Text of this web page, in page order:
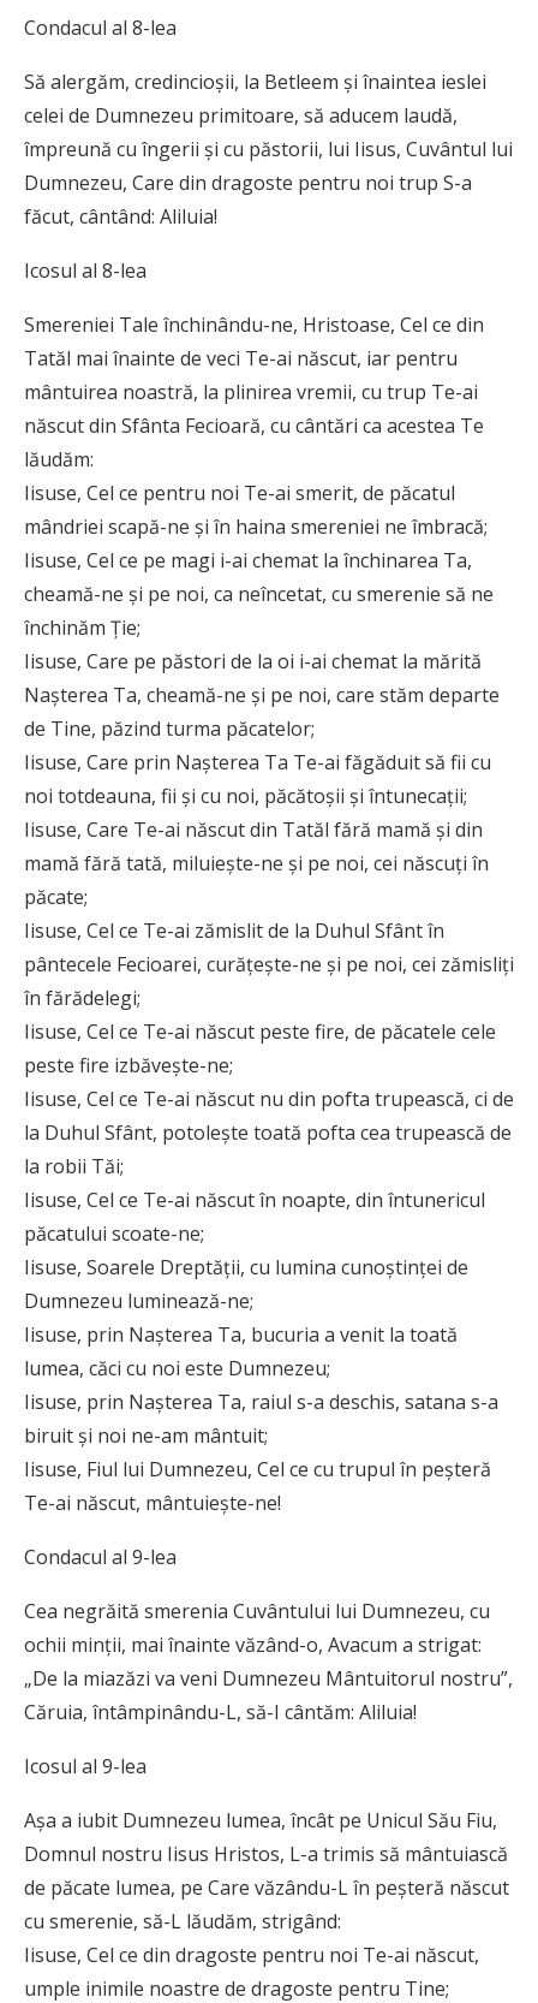
Condacul al 8-lea
Să alergăm, credincioşii, la Betleem şi înaintea ieslei
celei de Dumnezeu primitoare, să aducem laudă,
împreună cu îngerii şi cu păstorii, lui Iisus, Cuvântul lui
Dumnezeu, Care din dragoste pentru noi trup S-a
făcut, cântând: Aliluia!
Icosul al 8-lea
Smereniei Tale închinându-ne, Hristoase, Cel ce din
Tatăl mai înainte de veci Te-ai născut, iar pentru
mântuirea noastră, la plinirea vremii, cu trup Te-ai
născut din Sfânta Fecioară, cu cântări ca acestea Te
lăudăm:
Iisuse, Cel ce pentru noi Te-ai smerit, de păcatul
mândriei scapă-ne şi în haina smereniei ne îmbracă;
Iisuse, Cel ce pe magi i-ai chemat la închinarea Ta,
cheamă-ne şi pe noi, ca neîncetat, cu smerenie să ne
închinăm Ţie;
Iisuse, Care pe păstori de la oi i-ai chemat la mărită
Naşterea Ta, cheamă-ne şi pe noi, care stăm departe
de Tine, păzind turma păcatelor;
Iisuse, Care prin Naşterea Ta Te-ai făgăduit să fii cu
noi totdeauna, fii şi cu noi, păcătoşii şi întunecaţii;
Iisuse, Care Te-ai născut din Tatăl fără mamă şi din
mamă fără tată, miluieşte-ne şi pe noi, cei născuţi în
păcate;
Iisuse, Cel ce Te-ai zămislit de la Duhul Sfânt în
pântecele Fecioarei, curăţeşte-ne şi pe noi, cei zămisliţi
în fărădelegi;
Iisuse, Cel ce Te-ai născut peste fire, de păcatele cele
peste fire izbăveşte-ne;
Iisuse, Cel ce Te-ai născut nu din pofta trupească, ci de
la Duhul Sfânt, potoleşte toată pofta cea trupească de
la robii Tăi;
Iisuse, Cel ce Te-ai născut în noapte, din întunericul
păcatului scoate-ne;
Iisuse, Soarele Dreptăţii, cu lumina cunoştinţei de
Dumnezeu luminează-ne;
Iisuse, prin Naşterea Ta, bucuria a venit la toată
lumea, căci cu noi este Dumnezeu;
Iisuse, prin Naşterea Ta, raiul s-a deschis, satana s-a
biruit şi noi ne-am mântuit;
Iisuse, Fiul lui Dumnezeu, Cel ce cu trupul în peşteră
Te-ai născut, mântuieşte-ne!
Condacul al 9-lea
Cea negrăită smerenia Cuvântului lui Dumnezeu, cu
ochii minţii, mai înainte văzând-o, Avacum a strigat:
„De la miazăzi va veni Dumnezeu Mântuitorul nostru”,
Căruia, întâmpinându-L, să-I cântăm: Aliluia!
Icosul al 9-lea
Aşa a iubit Dumnezeu lumea, încât pe Unicul Său Fiu,
Domnul nostru Iisus Hristos, L-a trimis să mântuiască
de păcate lumea, pe Care văzându-L în peşteră născut
cu smerenie, să-L lăudăm, strigând:
Iisuse, Cel ce din dragoste pentru noi Te-ai născut,
umple inimile noastre de dragoste pentru Tine;